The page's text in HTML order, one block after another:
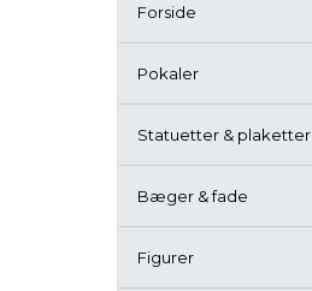
Forside
Pokaler
Statuetter & plaketter
Bæger & fade
Figurer